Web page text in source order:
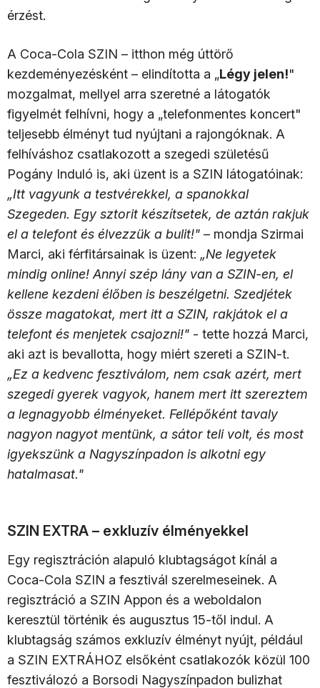
érzést.
A Coca-Cola SZIN – itthon még úttörő
kezdeményezésként – elindította a „Légy jelen!"
mozgalmat, mellyel arra szeretné a látogatók
figyelmét felhívni, hogy a „telefonmentes koncert"
teljesebb élményt tud nyújtani a rajongóknak. A
felhíváshoz csatlakozott a szegedi születésű
Pogány Induló is, aki üzent is a SZIN látogatóinak:
„Itt vagyunk a testvérekkel, a spanokkal
Szegeden. Egy sztorit készítsetek, de aztán rakjuk
el a telefont és élvezzük a bulit!" – mondja Szirmai
Marci, aki férfitársainak is üzent: „Ne legyetek
mindig online! Annyi szép lány van a SZIN-en, el
kellene kezdeni élőben is beszélgetni. Szedjétek
össze magatokat, mert itt a SZIN, rakjátok el a
telefont és menjetek csajozni!" - tette hozzá Marci,
aki azt is bevallotta, hogy miért szereti a SZIN-t.
„Ez a kedvenc fesztiválom, nem csak azért, mert
szegedi gyerek vagyok, hanem mert itt szereztem
a legnagyobb élményeket. Fellépőként tavaly
nagyon nagyot mentünk, a sátor teli volt, és most
igyekszünk a Nagyszínpadon is alkotni egy
hatalmasat."
SZIN EXTRA – exkluzív élményekkel
Egy regisztráción alapuló klubtagságot kínál a
Coca-Cola SZIN a fesztivál szerelmeseinek. A
regisztráció a SZIN Appon és a weboldalon
keresztül történik és augusztus 15-től indul. A
klubtagság számos exkluzív élményt nyújt, például
a SZIN EXTRÁHOZ elsőként csatlakozók közül 100
fesztiválozó a Borsodi Nagyszínpadon bulizhat